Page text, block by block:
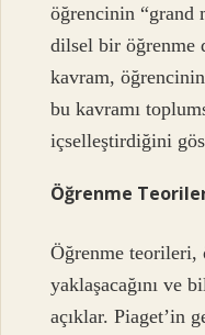
öğrencinin “grand
dilsel bir öğrenme
kavram, öğrencinin
bu kavramı
içselleştirdiğini
Öğrenme
Öğrenme teorileri,
yaklaşacağını ve
açıklar. Piaget’in